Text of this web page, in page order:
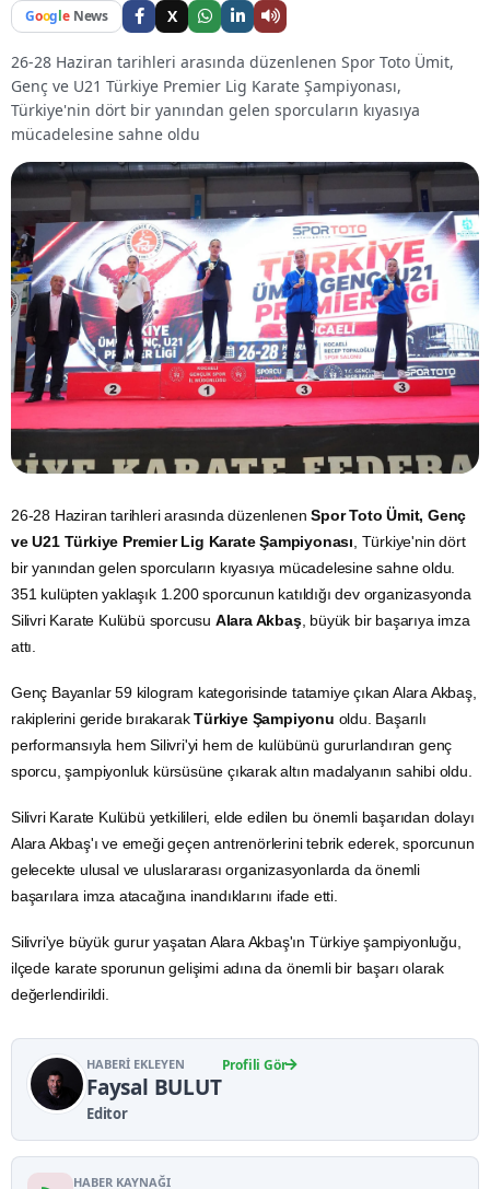
Google News X
26-28 Haziran tarihleri arasında düzenlenen Spor Toto Ümit,
Genç ve U21 Türkiye Premier Lig Karate Şampiyonası,
Türkiye'nin dört bir yanından gelen sporcuların kıyasıya
mücadelesine sahne oldu
26-28 Haziran tarihleri arasında düzenlenenSpor Toto Ümit, Genç
ve U21 Türkiye Premier Lig Karate Şampiyonası , Türkiye'nin dört
bir yanından gelen sporcuların kıyasıya mücadelesine sahne oldu.
351 kulüpten yaklaşık 1.200 sporcunun katıldığı dev organizasyonda
Silivri Karate Kulübü sporcusu Alara Akbaş, büyük bir başarıya imza
attı.
Genç Bayanlar 59 kilogram kategorisinde tatamiye çıkan Alara Akbaş,
rakiplerini geride bırakarakTürkiye Şampiyonu oldu. Başarılı
performansıyla hem Silivri'yi hem de kulübünü gururlandıran genç
sporcu, şampiyonluk kürsüsüne çıkarak altın madalyanın sahibi oldu.
Silivri Karate Kulübü yetkilileri, elde edilen bu önemli başarıdan dolayı
Alara Akbaş'ı ve emeği geçen antrenörlerini tebrik ederek, sporcunun
gelecekte ulusal ve uluslararası organizasyonlarda da önemli
başarılara imza atacağına inandıklarını ifade etti.
Silivri'ye büyük gurur yaşatan Alara Akbaş'ın Türkiye şampiyonluğu,
ilçede karate sporunun gelişimi adına da önemli bir başarı olarak
değerlendirildi.
HABERI EKLEYEN
Faysal BULUT
Editor
Profili Gör
HABER KAYNAĞI